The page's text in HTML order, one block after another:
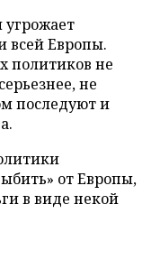
угрожает
всей Европы.
политиков не
не
последуют и
от Европы,
в виде некой